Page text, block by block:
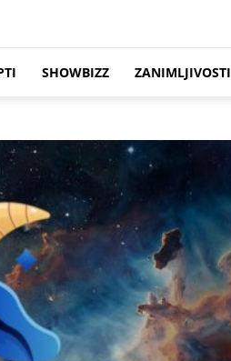
SHOWBIZZ ZANIMLJIVOSTI